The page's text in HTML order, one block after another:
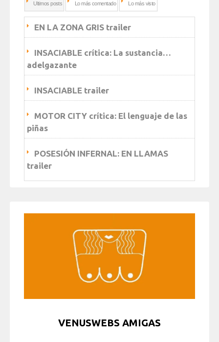
Ultimos posts Lo más comentado Lo más visto
EN LA ZONA GRIS trailer
INSACIABLE crítica: La sustancia…
adelgazante
INSACIABLE trailer
MOTOR CITY crítica: El lenguaje de las
piñas
POSESIÓN INFERNAL: EN LLAMAS
trailer
VENUSWEBS AMIGAS